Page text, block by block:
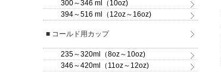
300～346 ml（10oz)
394～516 ml（12oz～16oz)
■ コールド用カップ
235～320ml（8oz～10oz)
346～420ml（11oz～12oz)